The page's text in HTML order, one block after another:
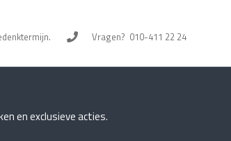
Vragen? 010-411 22 24
en exclusieve acties.